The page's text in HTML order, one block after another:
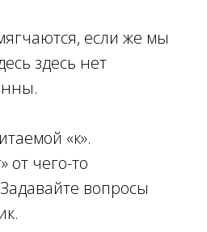
если же мы
здесь нет
«к».
от чего-то
вопросы